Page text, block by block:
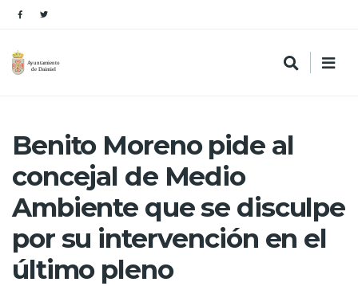
Benito Moreno pide al
concejal de Medio
Ambiente que se disculpe
por su intervención en el
último pleno